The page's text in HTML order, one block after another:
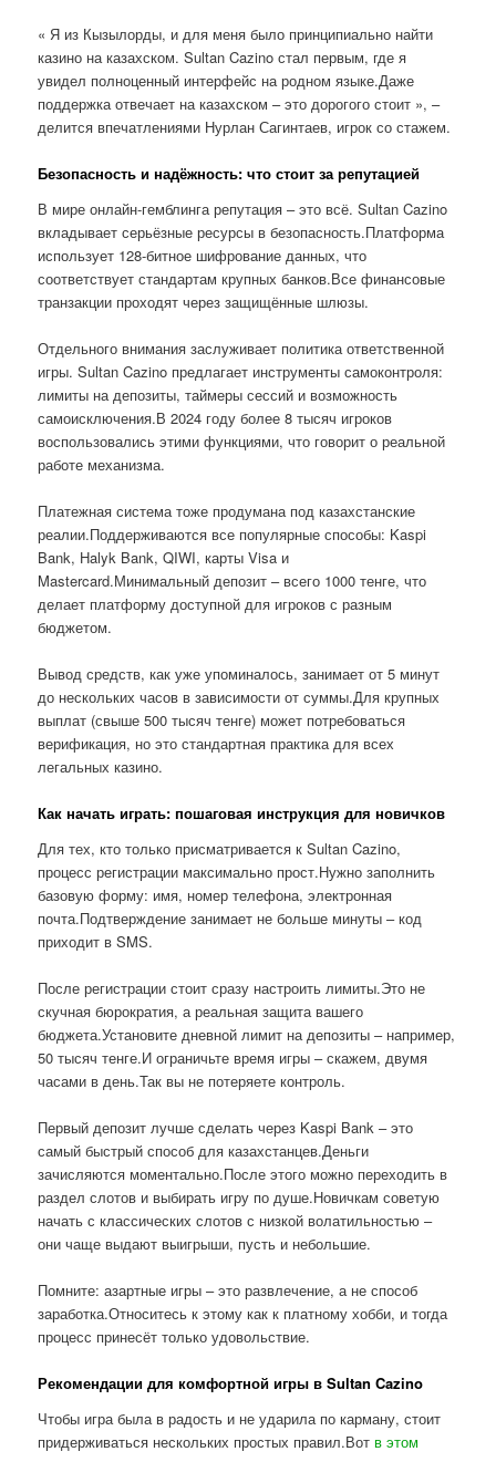
« Я из Кызылорды, и для меня было принципиально найти
казино на казахском. Sultan Cazino стал первым, где я
увидел полноценный интерфейс на родном языке.Даже
поддержка отвечает на казахском – это дорогого стоит », –
делится впечатлениями Нурлан Сагинтаев, игрок со стажем.
Безопасность и надёжность: что стоит за репутацией
В мире онлайн-гемблинга репутация – это всё. Sultan Cazino
вкладывает серьёзные ресурсы в безопасность.Платформа
использует 128-битное шифрование данных, что
соответствует стандартам крупных банков.Все финансовые
транзакции проходят через защищённые шлюзы.
Отдельного внимания заслуживает политика ответственной
игры. Sultan Cazino предлагает инструменты самоконтроля:
лимиты на депозиты, таймеры сессий и возможность
самоисключения.В 2024 году более 8 тысяч игроков
воспользовались этими функциями, что говорит о реальной
работе механизма.
Платежная система тоже продумана под казахстанские
реалии.Поддерживаются все популярные способы: Kaspi
Bank, Halyk Bank, QIWI, карты Visa и
Mastercard.Минимальный депозит – всего 1000 тенге, что
делает платформу доступной для игроков с разным
бюджетом.
Вывод средств, как уже упоминалось, занимает от 5 минут
до нескольких часов в зависимости от суммы.Для крупных
выплат (свыше 500 тысяч тенге) может потребоваться
верификация, но это стандартная практика для всех
легальных казино.
Как начать играть: пошаговая инструкция для новичков
Для тех, кто только присматривается к Sultan Cazino,
процесс регистрации максимально прост.Нужно заполнить
базовую форму: имя, номер телефона, электронная
почта.Подтверждение занимает не больше минуты – код
приходит в SMS.
После регистрации стоит сразу настроить лимиты.Это не
скучная бюрократия, а реальная защита вашего
бюджета.Установите дневной лимит на депозиты – например,
50 тысяч тенге.И ограничьте время игры – скажем, двумя
часами в день.Так вы не потеряете контроль.
Первый депозит лучше сделать через Kaspi Bank – это
самый быстрый способ для казахстанцев.Деньги
зачисляются моментально.После этого можно переходить в
раздел слотов и выбирать игру по душе.Новичкам советую
начать с классических слотов с низкой волатильностью –
они чаще выдают выигрыши, пусть и небольшие.
Помните: азартные игры – это развлечение, а не способ
заработка.Относитесь к этому как к платному хобби, и тогда
процесс принесёт только удовольствие.
Рекомендации для комфортной игры в Sultan Cazino
Чтобы игра была в радость и не ударила по карману, стоит
придерживаться нескольких простых правил.Вотв этом